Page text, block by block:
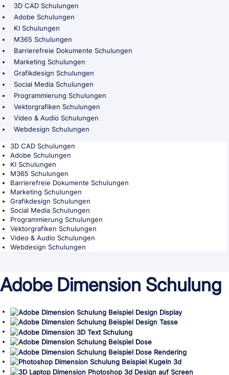
3D CAD Schulungen
Adobe Schulungen
KI Schulungen
M365 Schulungen
Barrierefreie Dokumente Schulungen
Marketing Schulungen
Grafikdesign Schulungen
Social Media Schulungen
Programmierung Schulungen
Vektorgrafiken Schulungen
Video & Audio Schulungen
Webdesign Schulungen
3D CAD Schulungen
Adobe Schulungen
KI Schulungen
M365 Schulungen
Barrierefreie Dokumente Schulungen
Marketing Schulungen
Grafikdesign Schulungen
Social Media Schulungen
Programmierung Schulungen
Vektorgrafiken Schulungen
Video & Audio Schulungen
Webdesign Schulungen
Adobe Dimension Schulung